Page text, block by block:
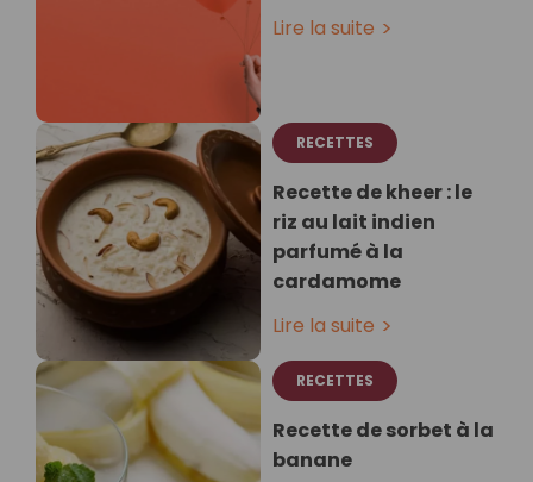
Lire la suite
RECETTES
Recette de kheer : le
riz au lait indien
parfumé à la
cardamome
Lire la suite
RECETTES
Recette de sorbet à la
banane